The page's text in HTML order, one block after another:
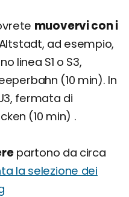
muovervi con i
ad esempio,
linea S1 o S3,
(10 min). In
fermata di
(10 min) .
partono da circa
la selezione dei